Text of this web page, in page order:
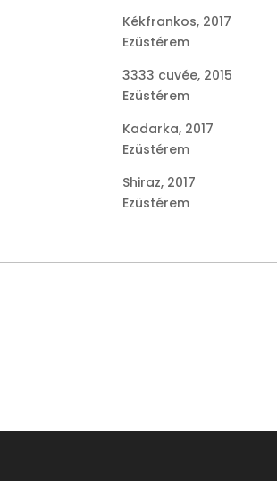
Kékfrankos, 2017
Ezüstérem
3333 cuvée, 2015
Ezüstérem
Kadarka, 2017
Ezüstérem
Shiraz, 2017
Ezüstérem